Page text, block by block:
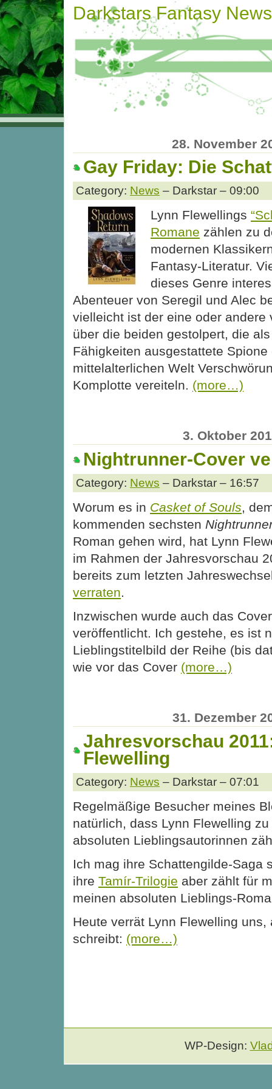
Darkstars Fantasy News
28. November
Gay Friday: Die
Category: News – Darkstar – 09:00
Lynn Flewellings
Romane zählen zu
modernen
Fantasy-Literatur.
dieses Genre
Abenteuer von Seregil und Alec
vielleicht ist der eine oder andere
über die beiden gestolpert, die
Fähigkeiten ausgestattete
mittelalterlichen Welt
Komplotte vereiteln. (more…)
3. Oktober
Nightrunner-Cover
Category: News – Darkstar – 16:57
Worum es in Casket of Souls,
kommenden sechsten
Roman gehen wird, hat Lynn
im Rahmen der Jahresvorschau
bereits zum letzten
verraten.
Inzwischen wurde auch das
veröffentlicht. Ich gestehe, es ist
Lieblingstitelbild der Reihe (bis
wie vor das Cover (more…)
31. Dezember
Jahresvorschau
Flewelling
Category: News – Darkstar – 07:01
Regelmäßige Besucher meines
natürlich, dass Lynn Flewelling
absoluten Lieblingsautorinnen
Ich mag ihre Schattengilde-Saga
ihre Tamír-Trilogie aber zählt für
meinen absoluten Lieblings-
Heute verrät Lynn Flewelling uns,
schreibt: (more…)
WP-Design: